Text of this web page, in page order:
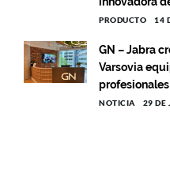
PRODUCTO 14
GN – Jabra
Varsovia
profesionales
NOTICIA 29 DE